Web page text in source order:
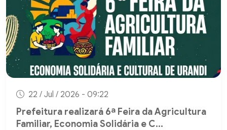
22 / Jul / 2026 - 09:22
Prefeitura realizará 6ª Feira da Agricultura
Familiar, Economia Solidária e C...